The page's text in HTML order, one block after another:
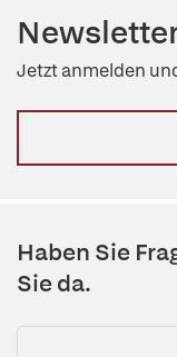
Jetzt anmelden
Haben Sie
Sie da.